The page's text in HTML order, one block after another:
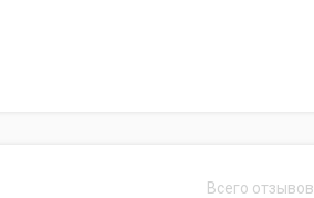
Всего отзывов